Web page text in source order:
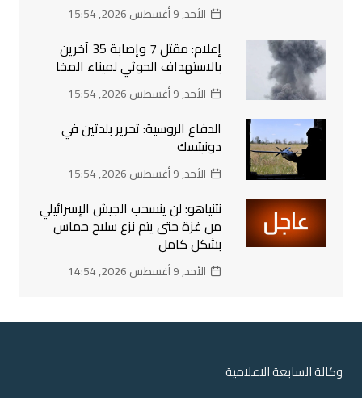
الأحد, 9 أغسطس 2026, 15:54
إعلام: مقتل 7 وإصابة 35 آخرين
بالاستهداف الحوثي لميناء المخا
الأحد, 9 أغسطس 2026, 15:54
الدفاع الروسية: تحرير بلدتين في
دونيتسك
الأحد, 9 أغسطس 2026, 15:54
نتنياهو: لن ينسحب الجيش الإسرائيلي
من غزة حتى يتم نزع سلاح حماس
بشكل كامل
الأحد, 9 أغسطس 2026, 14:54
وكالة السابعة الاعلامية